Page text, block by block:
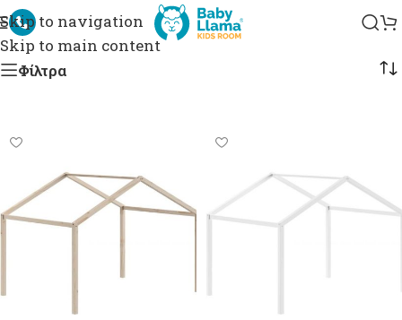
Skip to navigation
Skip to main content
Φίλτρα